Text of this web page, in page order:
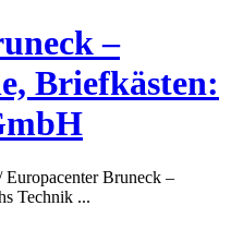
–
Briefkästen:
Europacenter Bruneck –
Technik ...